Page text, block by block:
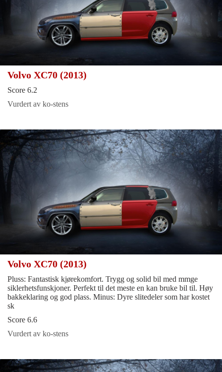
Volvo XC70 (2013)
Score 6.2
Vurdert av ko-stens
Volvo XC70 (2013)
Pluss: Fantastisk kjørekomfort. Trygg og solid bil med mmge
siklerhetsfunskjoner. Perfekt til det meste en kan bruke bil til. Høy
bakkeklaring og god plass. Minus: Dyre slitedeler som har kostet
sk
Score 6.6
Vurdert av ko-stens